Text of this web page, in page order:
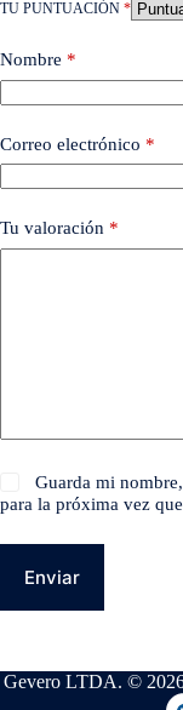
TU PUNTUACIÓN *
Nombre *
Correo electrónico *
Tu valoración *
Guarda mi
para la próxima vez
Enviar
Gevero LTDA. ©